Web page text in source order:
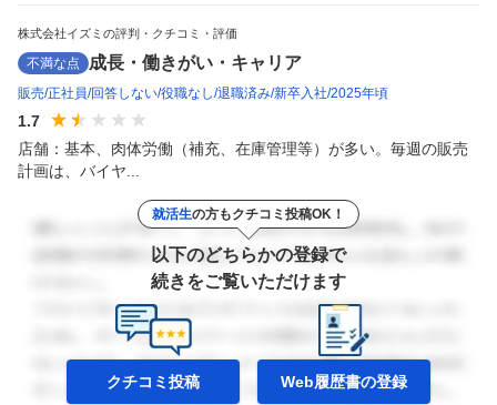
株式会社イズミの評判・クチコミ・評価
不満な点 成長・働きがい・キャリア
販売 正社員 回答しない 役職なし 退職済み 新卒入社 2025年頃
1.7
店舗：基本、肉体労働（補充、在庫管理等）が多い。毎週の販売
計画は、バイヤ...
就活生の方もクチコミ投稿OK！
以下のどちらかの登録で
続きをご覧いただけます
クチコミ投稿 Web履歴書の登録